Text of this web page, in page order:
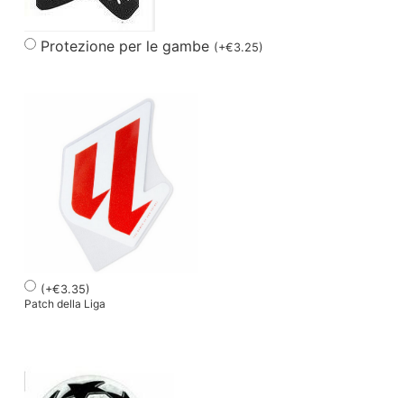
Protezione per le gambe (+€3.25)
(+€3.35)
Patch della Liga